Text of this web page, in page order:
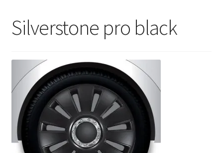
Haftungsausschluss
Versandarten
Widerrufsbelehrung
Zahlungsarten
Silverstone pro black